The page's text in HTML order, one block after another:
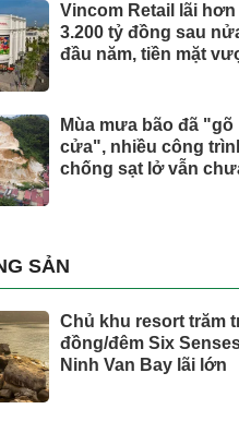
Vincom Retail lãi hơn
3.200 tỷ đồng sau
đầu năm, tiền mặt
Mùa mưa bão đã "gõ
cửa", nhiều công
chống sạt lở vẫn
SẢN
Chủ khu resort trăm
đồng/đêm Six
Ninh Van Bay lãi lớn